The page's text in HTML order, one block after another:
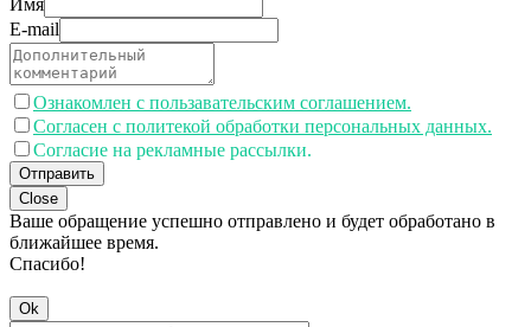
Имя
E-mail
Ознакомлен с пользавательским соглашением.
Согласен с политекой обработки персональных данных.
Согласие на рекламные рассылки.
Отправить
Close
Ваше обращение успешно отправлено и будет обработано в
ближайшее время.
Спасибо!
Ok